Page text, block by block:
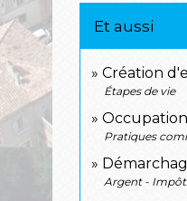
Et aussi
Création
Étapes de vie
Pratiques
Argent -